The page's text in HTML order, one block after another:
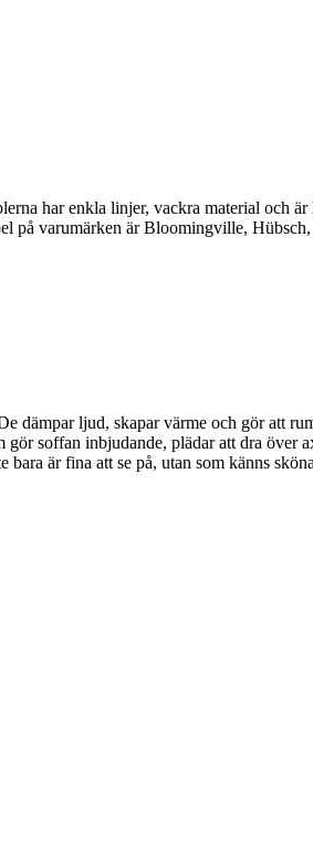
har enkla linjer, vackra material och
på varumärken är Bloomingville,
dämpar ljud, skapar värme och gör att
gör soffan inbjudande, plädar att dra
är fina att se på, utan som känns